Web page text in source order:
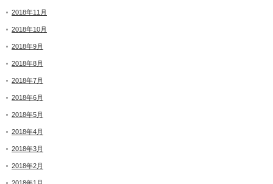
2018年11月
2018年10月
2018年9月
2018年8月
2018年7月
2018年6月
2018年5月
2018年4月
2018年3月
2018年2月